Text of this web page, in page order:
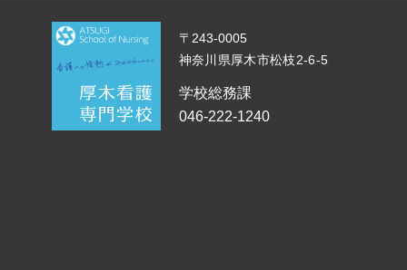
〒243-0005
神奈川県厚木市松枝2-6-5
学校総務課
046-222-1240